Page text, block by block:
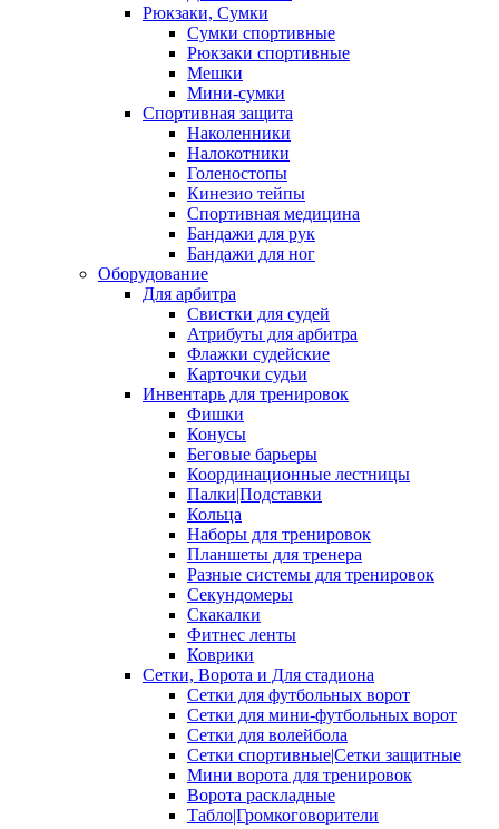
Рюкзаки, Сумки
Сумки спортивные
Рюкзаки спортивные
Мешки
Мини-сумки
Спортивная защита
Наколенники
Налокотники
Голеностопы
Кинезио тейпы
Спортивная медицина
Бандажи для рук
Бандажи для ног
Оборудование
Для арбитра
Свистки для судей
Атрибуты для арбитра
Флажки судейские
Карточки судьи
Инвентарь для тренировок
Фишки
Конусы
Беговые барьеры
Координационные лестницы
Палки|Подставки
Кольца
Наборы для тренировок
Планшеты для тренера
Разные системы для тренировок
Секундомеры
Скакалки
Фитнес ленты
Коврики
Сетки, Ворота и Для стадиона
Сетки для футбольных ворот
Сетки для мини-футбольных ворот
Сетки для волейбола
Сетки спортивные|Сетки защитные
Мини ворота для тренировок
Ворота раскладные
Табло|Громкоговорители